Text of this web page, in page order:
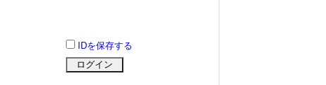
IDを保存する